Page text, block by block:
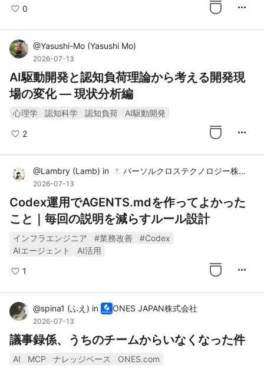
0 more_horiz
@Yasushi-Mo (Yasushi Mo)
2026-07-13
AI駆動開発と認知負荷理論から考える開発現
場の変化 ― 現状分析編
心理学 認知科学 認知負荷 AI駆動開発
2 more_horiz
@Lambry (Lamb) in パーソルクロステクノロジー株式会社
2026-07-13
Codex運用でAGENTS.mdを作ってよかった
こと｜毎回の説明を減らすルール設計
インフラエンジニア #業務改善
#Codex
AIエージェント
AI活用
1 more_horiz
@spina1 (ふえ ) in ONES JAPAN株式会社
2026-07-13
議事録係、うちのチームからいなくなった件
AI MCP ナレッジベース ONES.com